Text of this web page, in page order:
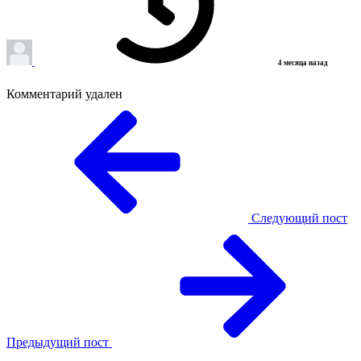
4 месяца назад
Комментарий удален
Следующий пост
Предыдущий пост